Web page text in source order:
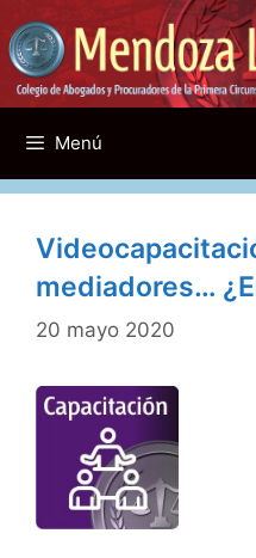
al
contenido
Menú
mediadores…
20 mayo 2020